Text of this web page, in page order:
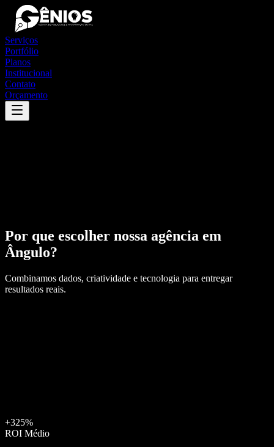
Serviços
Portfólio
Planos
Institucional
Contato
Orçamento
Por que escolher nossa agência em
Ângulo?
Combinamos dados, criatividade e tecnologia para entregar
resultados reais.
+325%
ROI Médio